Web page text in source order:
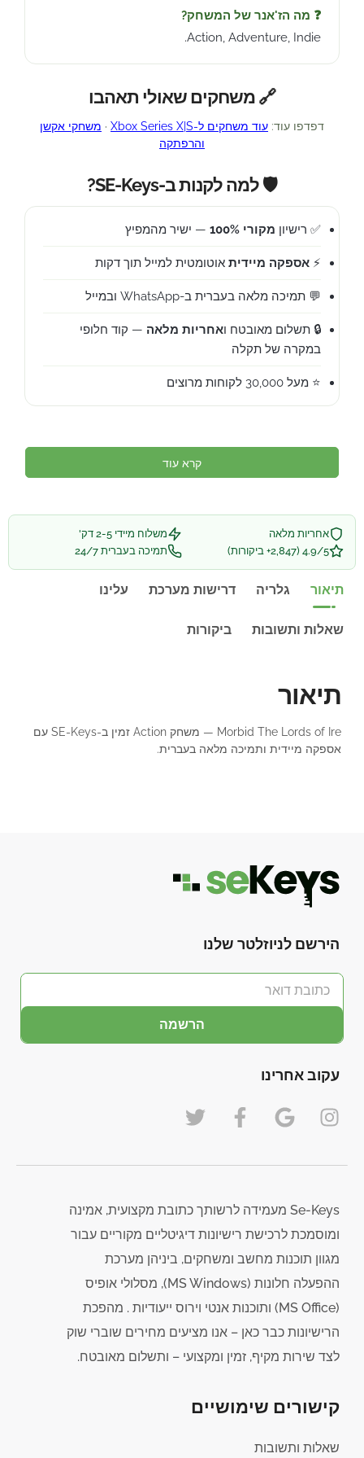
❓ מה הז'אנר של המשחק?
Action, Adventure, Indie.
🔗 משחקים שאולי תאהבו
דפדפו עוד: עוד משחקים ל-Xbox Series X|S · משחקי אקשן
והרפתקה
🛡️ למה לקנות ב-SE-Keys?
✅ רישיון מקורי 100% — ישיר מהמפיץ
⚡ אספקה מיידית אוטומטית למייל תוך דקות
💬 תמיכה מלאה בעברית ב-WhatsApp ובמייל
🔒 תשלום מאובטח ואחריות מלאה — קוד חלופי
במקרה של תקלה
⭐ מעל 30,000 לקוחות מרוצים
קרא עוד
אחריות מלאה
משלוח מיידי 2-5 דק'
4.9/5 (2,847+ ביקורות)
תמיכה בעברית 24/7
תיאור גלריה דרישות מערכת עלינו
שאלות ותשובות ביקורות
תיאור
Morbid The Lords of Ire — משחק Action זמין ב-SE-Keys עם
אספקה מיידית ותמיכה מלאה בעברית.
הירשם לניוזלטר שלנו
הרשמה
עקוב אחרינו
Se-Keys מעמידה לרשותך כתובת מקצועית, אמינה
ומוסמכת לרכישת רישיונות דיגיטליים מקוריים עבור
מגוון תוכנות מחשב ומשחקים, ביניהן מערכת
ההפעלה חלונות (MS Windows), מסלולי אופיס
(MS Office) ותוכנות אנטי וירוס ייעודיות . מהפכת
הרישיונות כבר כאן – אנו מציעים מחירים שוברי שוק
לצד שירות מקיף, זמין ומקצועי – ותשלום מאובטח.
קישורים שימושיים
שאלות ותשובות